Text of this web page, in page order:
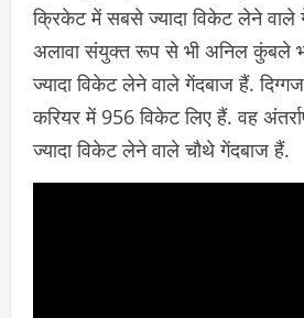
क्रिकेट में सबसे ज्यादा विकेट लेने
अलावा संयुक्त रूप से भी अनिल कुंबले
ज्यादा विकेट लेने वाले गेंदबाज हैं.
करियर में 956 विकेट लिए हैं. वह
ज्यादा विकेट लेने वाले चौथे गेंदबाज हैं.